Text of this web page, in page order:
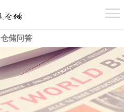
仓储问答
关于我们
业务介绍